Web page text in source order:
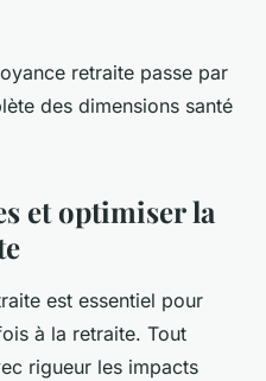
retraite passe par
des dimensions santé
et optimiser la
est essentiel pour
à la retraite. Tout
rigueur les impacts